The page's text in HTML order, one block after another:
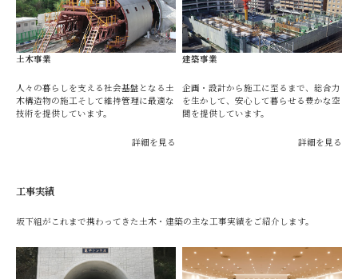
土木事業
人々の暮らしを支える社会基盤となる土
木構造物の施工そして維持管理に最適な
技術を提供しています。
詳細を見る
建築事業
企画・設計から施工に至るまで、総合力
を生かして、安心して暮らせる豊かな空
間を提供しています。
詳細を見る
工事実績
坂下組がこれまで携わってきた土木・建築の主な工事実績をご紹介します。